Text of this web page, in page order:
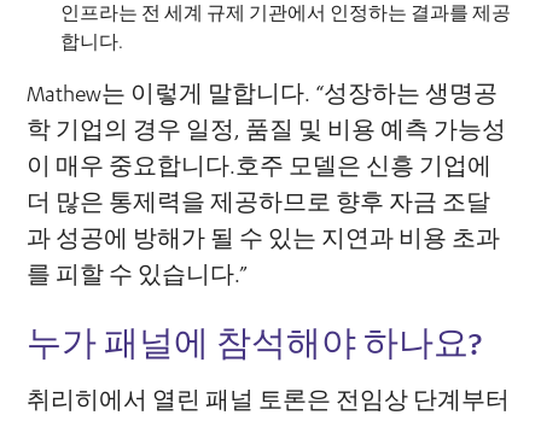
인프라는 전 세계 규제 기관에서 인정하는 결과를 제공
합니다.
Mathew는 이렇게 말합니다. “성장하는 생명공
학 기업의 경우 일정, 품질 및 비용 예측 가능성
이 매우 중요합니다.호주 모델은 신흥 기업에
더 많은 통제력을 제공하므로 향후 자금 조달
과 성공에 방해가 될 수 있는 지연과 비용 초과
를 피할 수 있습니다.”
누가 패널에 참석해야 하나요?
취리히에서 열린 패널 토론은 전임상 단계부터